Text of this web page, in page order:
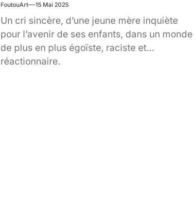
FoutouArt 15 Mai 2025
Un cri sincère, d’une jeune mère inquiète
pour l’avenir de ses enfants, dans un monde
de plus en plus égoïste, raciste et
réactionnaire.